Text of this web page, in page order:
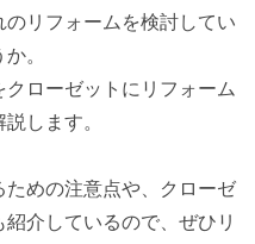
リフォームを検討してい
。
ローゼットにリフォーム
します。
めの注意点や、クローゼ
介しているので、ぜひリ